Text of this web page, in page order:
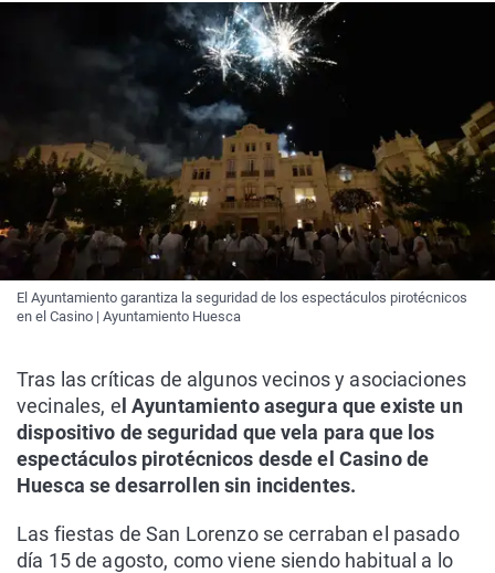
El Ayuntamiento garantiza la seguridad de los espectáculos pirotécnicos
en el Casino | Ayuntamiento Huesca
Tras las críticas de algunos vecinos y asociaciones
vecinales, e l Ayuntamiento asegura que existe un
dispositivo de seguridad que vela para que los
espectáculos pirotécnicos desde el Casino de
Huesca se desarrollen sin incidentes.
Las fiestas de San Lorenzo se cerraban el pasado
día 15 de agosto, como viene siendo habitual a lo